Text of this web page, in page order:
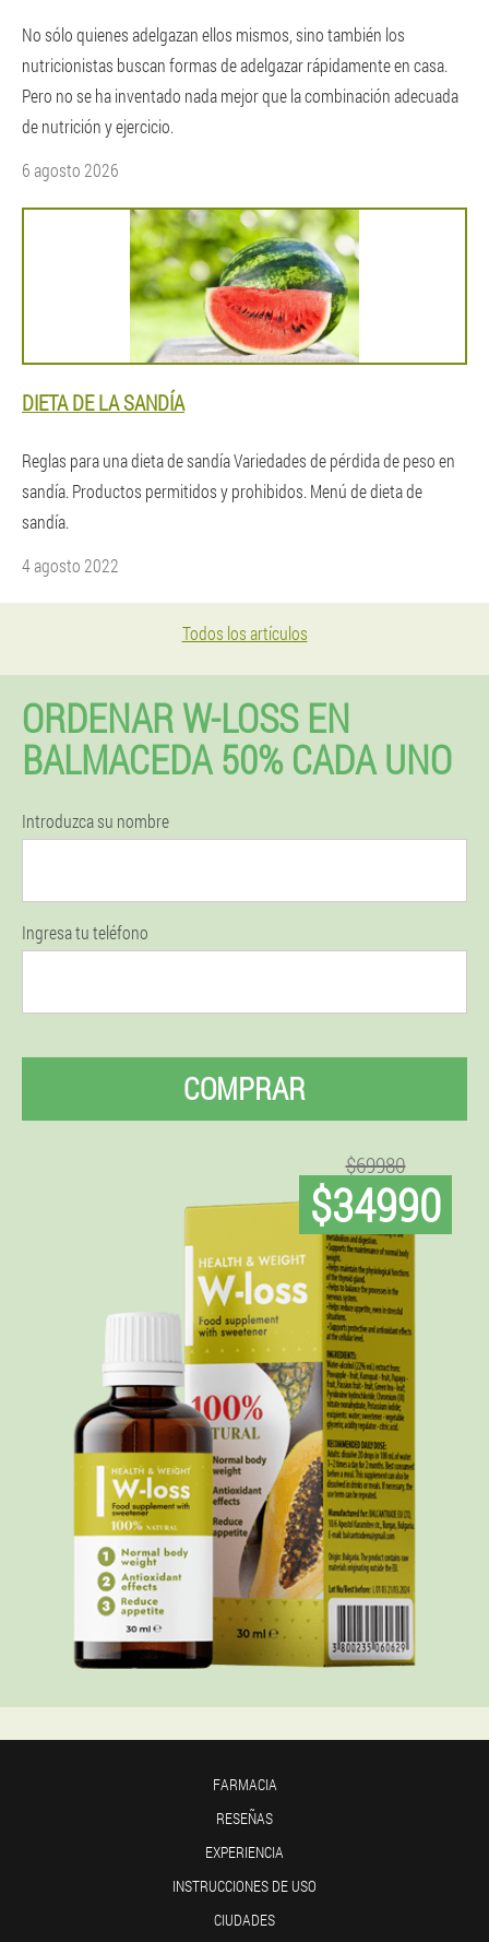
No sólo quienes adelgazan ellos mismos, sino también los
nutricionistas buscan formas de adelgazar rápidamente en casa.
Pero no se ha inventado nada mejor que la combinación adecuada
de nutrición y ejercicio.
6 agosto 2026
DIETA DE LA SANDÍA
Reglas para una dieta de sandía Variedades de pérdida de peso en
sandía. Productos permitidos y prohibidos. Menú de dieta de
sandía.
4 agosto 2022
Todos los artículos
ORDENAR W-LOSS EN
BALMACEDA 50% CADA UNO
Introduzca su nombre
Ingresa tu teléfono
COMPRAR
$69980
$34990
FARMACIA
RESEÑAS
EXPERIENCIA
INSTRUCCIONES DE USO
CIUDADES